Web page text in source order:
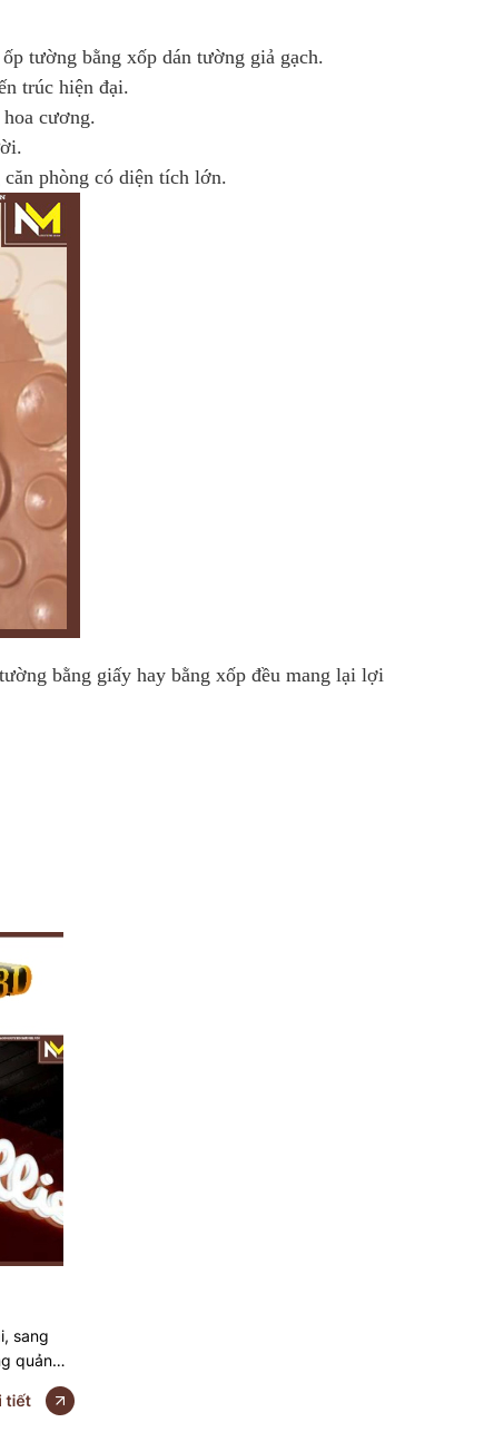
tường bằng xốp dán tường giả gạch.
trúc hiện đại.
cương.
phòng có diện tích lớn.
bằng giấy hay bằng xốp đều mang lại lợi
sang
quảng
mica rất
hiệu